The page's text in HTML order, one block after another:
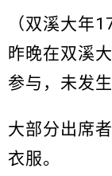
（双溪大年
昨晚在双溪
参与，未发
大部分出席
衣服。